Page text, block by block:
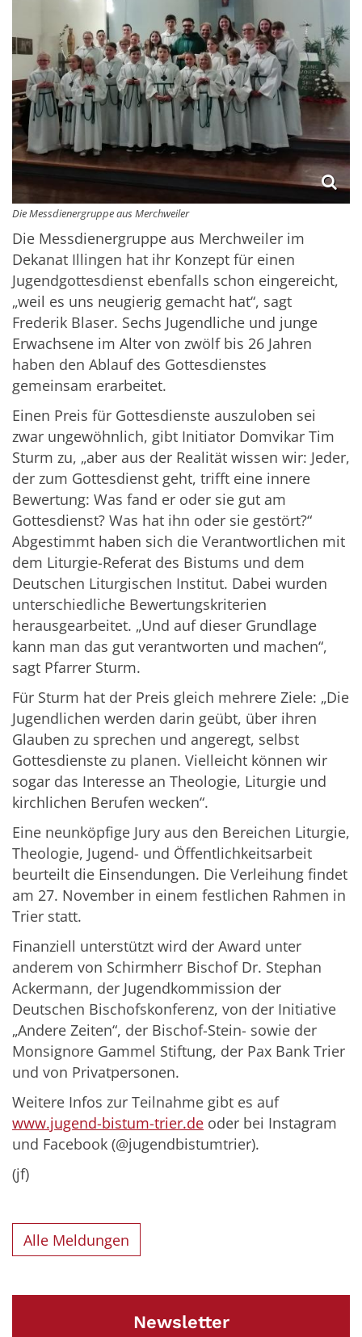
Die Messdienergruppe aus Merchweiler
Die Messdienergruppe aus Merchweiler im
Dekanat Illingen hat ihr Konzept für einen
Jugendgottesdienst ebenfalls schon eingereicht,
„weil es uns neugierig gemacht hat“, sagt
Frederik Blaser. Sechs Jugendliche und junge
Erwachsene im Alter von zwölf bis 26 Jahren
haben den Ablauf des Gottesdienstes
gemeinsam erarbeitet.
Einen Preis für Gottesdienste auszuloben sei
zwar ungewöhnlich, gibt Initiator Domvikar Tim
Sturm zu, „aber aus der Realität wissen wir: Jeder,
der zum Gottesdienst geht, trifft eine innere
Bewertung: Was fand er oder sie gut am
Gottesdienst? Was hat ihn oder sie gestört?“
Abgestimmt haben sich die Verantwortlichen mit
dem Liturgie-Referat des Bistums und dem
Deutschen Liturgischen Institut. Dabei wurden
unterschiedliche Bewertungskriterien
herausgearbeitet. „Und auf dieser Grundlage
kann man das gut verantworten und machen“,
sagt Pfarrer Sturm.
Für Sturm hat der Preis gleich mehrere Ziele: „Die
Jugendlichen werden darin geübt, über ihren
Glauben zu sprechen und angeregt, selbst
Gottesdienste zu planen. Vielleicht können wir
sogar das Interesse an Theologie, Liturgie und
kirchlichen Berufen wecken“.
Eine neunköpfige Jury aus den Bereichen Liturgie,
Theologie, Jugend- und Öffentlichkeitsarbeit
beurteilt die Einsendungen. Die Verleihung findet
am 27. November in einem festlichen Rahmen in
Trier statt.
Finanziell unterstützt wird der Award unter
anderem von Schirmherr Bischof Dr. Stephan
Ackermann, der Jugendkommission der
Deutschen Bischofskonferenz, von der Initiative
„Andere Zeiten“, der Bischof-Stein- sowie der
Monsignore Gammel Stiftung, der Pax Bank Trier
und von Privatpersonen.
Weitere Infos zur Teilnahme gibt es auf
www.jugend-bistum-trier.de oder bei Instagram
und Facebook (@jugendbistumtrier).
(jf)
Alle Meldungen
Newsletter